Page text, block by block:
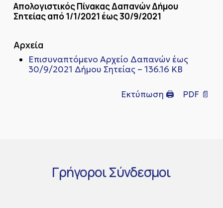
Απολογιστικός Πίνακας Δαπανών Δήμου
Σητείας από 1/1/2021 έως 30/9/2021
Αρχεία
Επισυναπτόμενο Αρχείο Δαπανών έως
30/9/2021 Δήμου Σητείας – 136.16 KB
Εκτύπωση 🖨 PDF 📄
ΓρήγοροιΣύνδεσμοι